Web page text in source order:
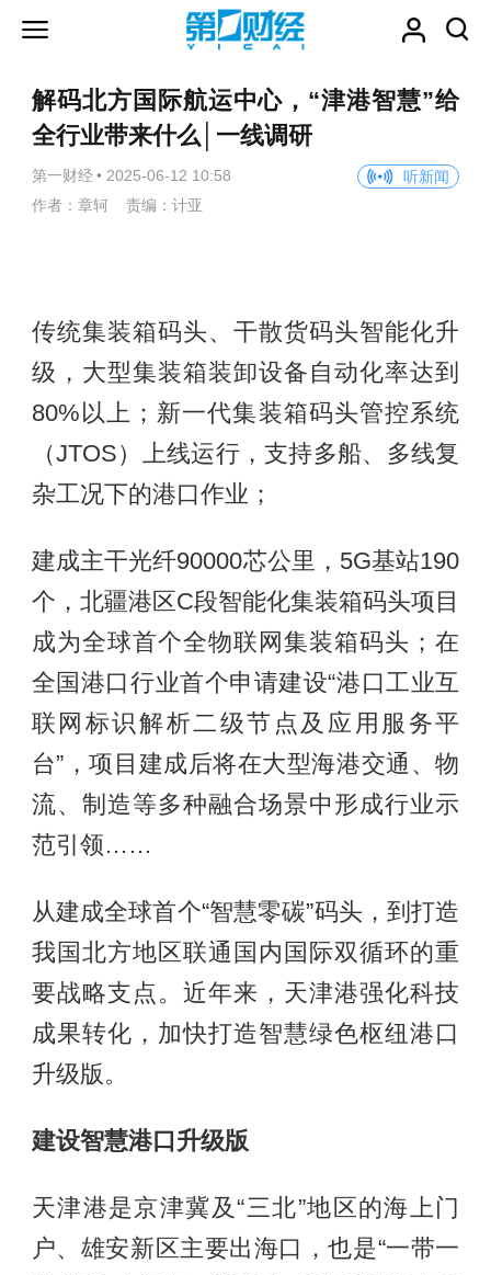
解码北方国际航运中心，“津港智慧”给
全行业带来什么│一线调研
第一财经 • 2025-06-12 10:58
听新闻
作者：章轲 责编：计亚
传统集装箱码头、干散货码头智能化升
级，大型集装箱装卸设备自动化率达到
80%以上；新一代集装箱码头管控系统
（JTOS）上线运行，支持多船、多线复
杂工况下的港口作业；
建成主干光纤90000芯公里，5G基站190
个，北疆港区C段智能化集装箱码头项目
成为全球首个全物联网集装箱码头；在
全国港口行业首个申请建设“港口工业互
联网标识解析二级节点及应用服务平
台”，项目建成后将在大型海港交通、物
流、制造等多种融合场景中形成行业示
范引领……
从建成全球首个“智慧零碳”码头，到打造
我国北方地区联通国内国际双循环的重
要战略支点。近年来，天津港强化科技
成果转化，加快打造智慧绿色枢纽港口
升级版。
建设智慧港口升级版
天津港是京津冀及“三北”地区的海上门
户、雄安新区主要出海口，也是“一带一